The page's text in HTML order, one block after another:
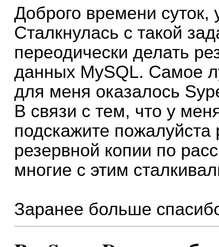
Доброго времени
Сталкнулась с такой
переодически делать
данных MySQL. Самое
для меня оказалось
В связи с тем, что у
подскажите
резервной копии по
многие с этим
Заранее больше